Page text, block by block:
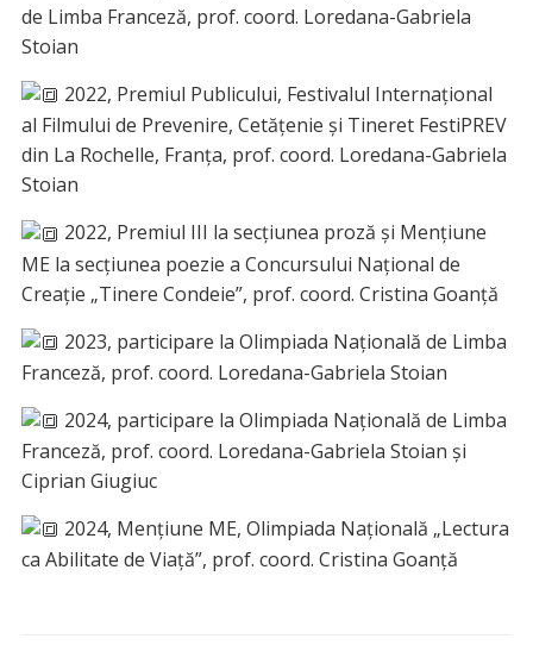
de Limba Franceză, prof. coord. Loredana-Gabriela
Stoian
2022, Premiul Publicului, Festivalul Internațional
al Filmului de Prevenire, Cetățenie și Tineret FestiPREV
din La Rochelle, Franța, prof. coord. Loredana-Gabriela
Stoian
2022, Premiul III la secțiunea proză și Mențiune
ME la secțiunea poezie a Concursului Național de
Creație „Tinere Condeie”, prof. coord. Cristina Goanță
2023, participare la Olimpiada Națională de Limba
Franceză, prof. coord. Loredana-Gabriela Stoian
2024, participare la Olimpiada Națională de Limba
Franceză, prof. coord. Loredana-Gabriela Stoian și
Ciprian Giugiuc
2024, Mențiune ME, Olimpiada Națională „Lectura
ca Abilitate de Viață”, prof. coord. Cristina Goanță